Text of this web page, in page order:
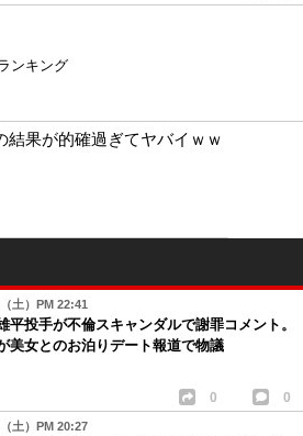
ンキング
結果が的確過ぎてヤバイｗｗ
土）PM 22:41
平投手が不倫スキャンダルで謝罪コメント。
美女とのお泊りデート報道で物議
0 0
土）PM 20:27